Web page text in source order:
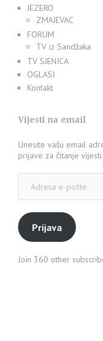
JEZERO
ZMAJEVAC
FORUM
TV iz Sandžaka
TV SJENICA
OGLASI
Kontakt
Vijesti na email
Unesite vašu email
prijave za čitanje
pošte
Prijava
Join 360 other